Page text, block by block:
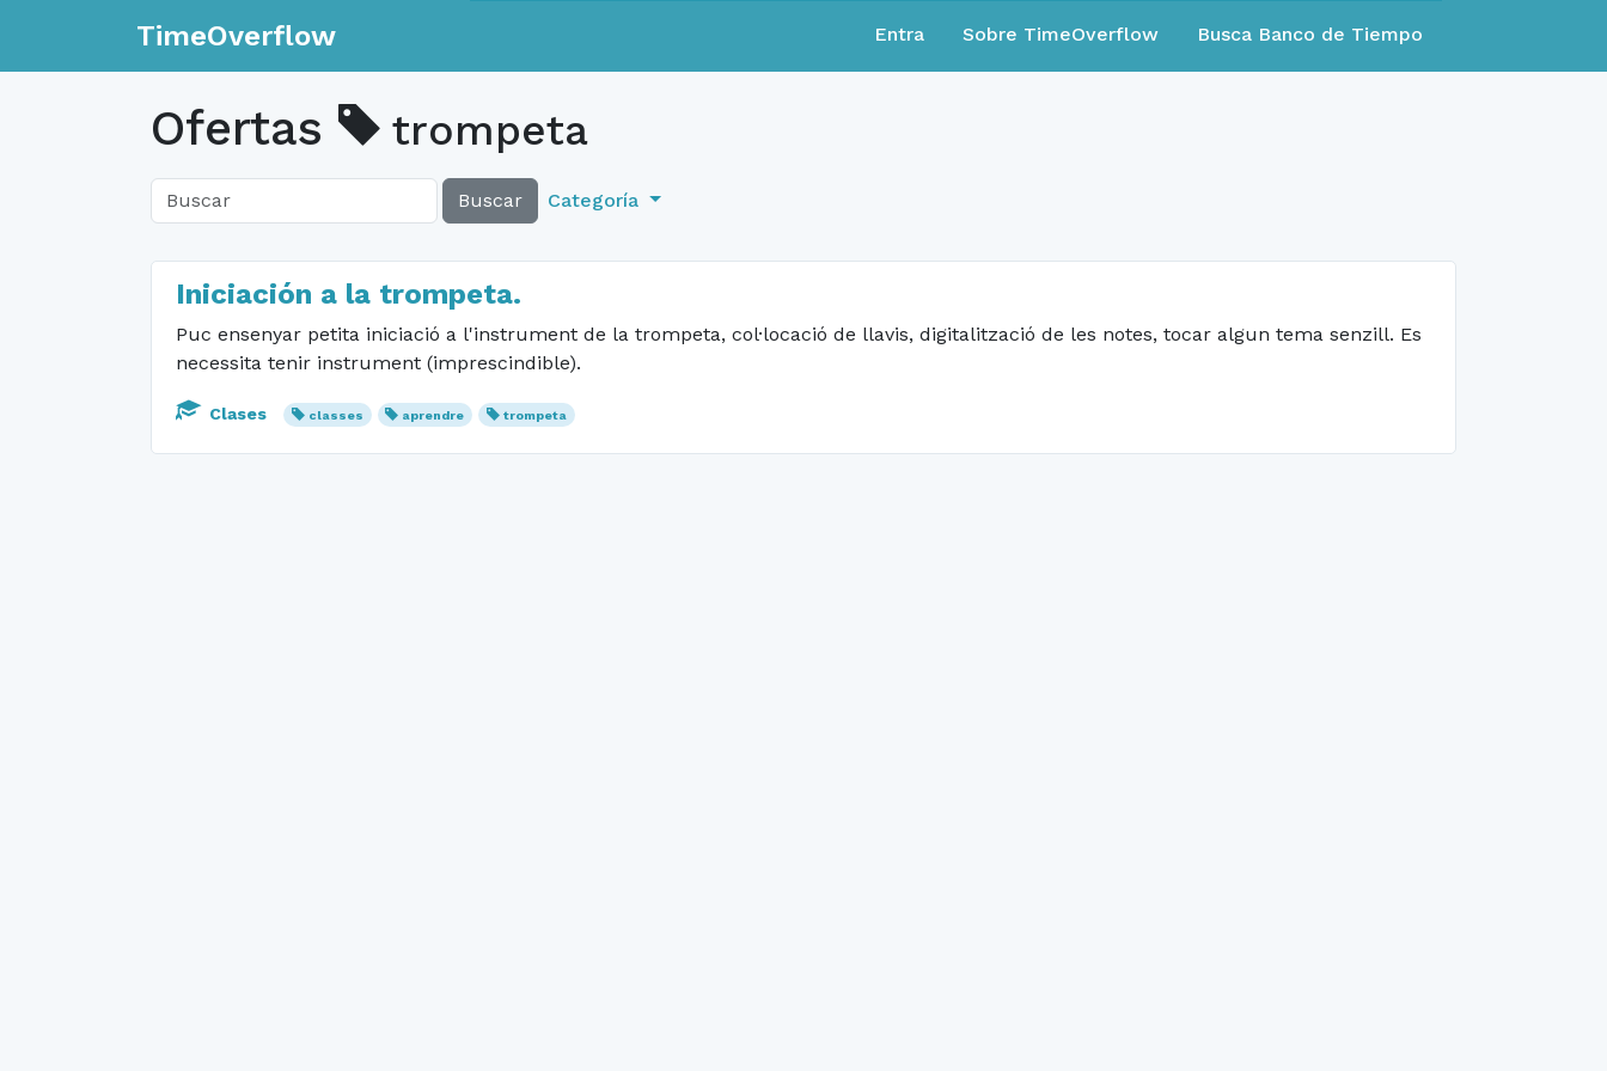
TimeOverflow Entra Sobre TimeOverflow Busca Banco de Tiempo
Ofertas trompeta
Buscar Categoría
Iniciación a la trompeta.
Puc ensenyar petita iniciació a l'instrument de la trompeta, col·locació de llavis, digitalització de les notes, tocar algun tema senzill. Es
necessita tenir instrument (imprescindible).
Clases classes aprendre trompeta